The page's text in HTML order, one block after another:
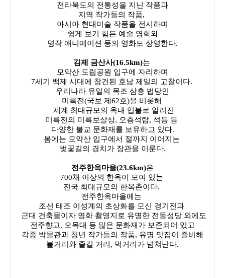
전라북도의 전통성을 지닌 작품과
지역 작가들의 작품,
아시아 현대미술 작품을 전시하며
쉽게 보기 힘든 예술 영화와
명작 애니메이션 등의 영화도 상영한다.
김제 금산사(16.5km)는
모악산 도립공원 입구에 자리하며
7세기 백제 시대에 창건된 호남 제일의 고찰이다.
우리나라 유일의 목조 삼층 법당인
미륵전(국보 제62호)을 비롯해
세계 최대규모의 옥내 입불로 알려진
미륵전의 미륵보살상, 오층석탑, 석등 등
다양한 불교 문화재를 보유하고 있다.
봄에는 모악산 입구에서 절까지 이어지는
벚꽃길의 경치가 장관을 이룬다.
전주한옥마을(23.6km)은
700채 이상의 한옥이 모여 있는
전국 최대규모의 한옥촌이다.
전주한옥마을에는
조선 태조 이성계의 초상화를 모신 경기전과
근대 건축물이자 영화 촬영지로 유명한 전동성당 외에도
전주향교, 오목대 등 많은 문화재가 보존되어 있고
각종 박물관과 청년 작가들의 작품, 유명 맛집이 즐비해
볼거리와 즐길 거리, 먹거리가 넘쳐난다.